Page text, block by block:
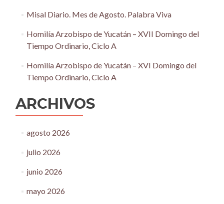
Misal Diario. Mes de Agosto. Palabra Viva
Homilía Arzobispo de Yucatán – XVII Domingo del
Tiempo Ordinario, Ciclo A
Homilía Arzobispo de Yucatán – XVI Domingo del
Tiempo Ordinario, Ciclo A
ARCHIVOS
agosto 2026
julio 2026
junio 2026
mayo 2026